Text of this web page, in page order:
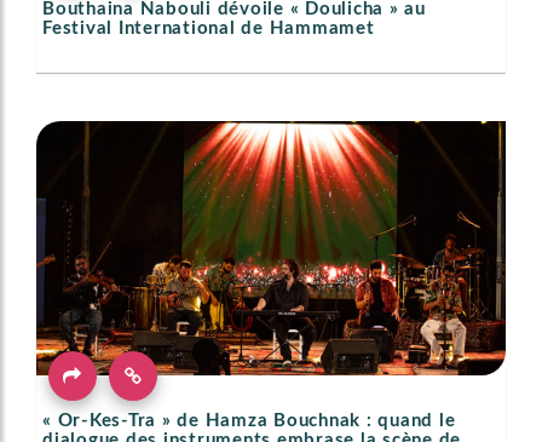
Bouthaina Nabouli dévoile « Doulicha » au
Festival International de Hammamet
« Or-Kes-Tra » de Hamza Bouchnak : quand le